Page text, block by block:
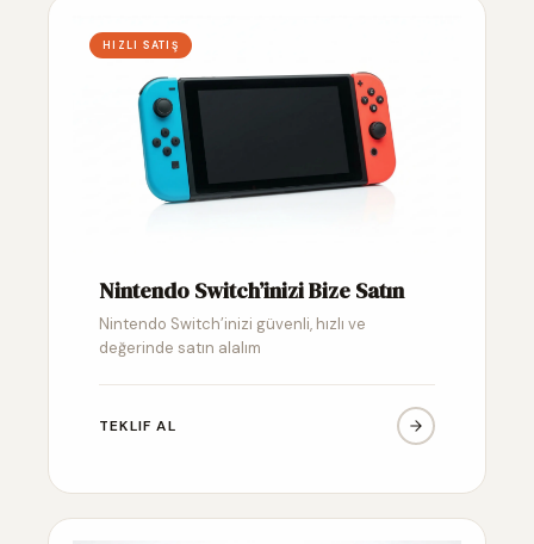
HIZLI SATIŞ
Nintendo Switch’inizi Bize Satın
Nintendo Switch’inizi güvenli, hızlı ve
değerinde satın alalım
TEKLIF AL